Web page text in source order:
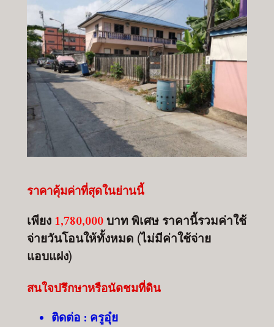
ราคาคุ้มค่าที่สุดในย่านนี้
เพียง 1,780,000บาท พิเศษ ราคานี้รวมค่าใช้
จ่ายวันโอนให้ทั้งหมด (ไม่มีค่าใช้จ่าย
แอบแฝง)
สนใจปรึกษาหรือนัดชมที่ดิน
ติดต่อ : ครูอุ๋ย